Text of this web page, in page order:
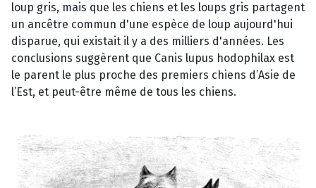
loup gris, mais que les chiens et les loups gris partagent
un ancêtre commun d'une espèce de loup aujourd'hui
disparue, qui existait il y a des milliers d'années. Les
conclusions suggèrent que Canis lupus hodophilax est
le parent le plus proche des premiers chiens d’Asie de
l’Est, et peut-être même de tous les chiens.